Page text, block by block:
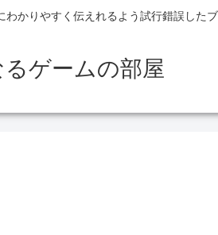
かりやすく伝えれるよう試行錯誤した
ゲームの部屋